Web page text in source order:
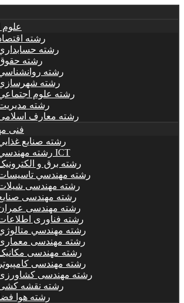
علوم
رشته
رشته
رشته
رشته
رشته
رشته علوم
رشته
رشته معارف
فنی
رشته صنايع
رشته مهندسي ICT
رشته برق و
رشته مهندسي
رشته مهندسی
رشته مهندسی
رشته مهندسی
رشته فناوری
رشته مهندسي
رشته مهندسی
رشته مهندسی
رشته مهندسی کامپیوتر
رشته مهندسی
رشته نقشه
رشته هوا